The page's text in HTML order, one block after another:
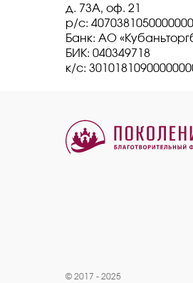
д. 73А, оф. 21
р/с:
Банк: АО
БИК: 040349718
к/с:
© 2017 - 2025